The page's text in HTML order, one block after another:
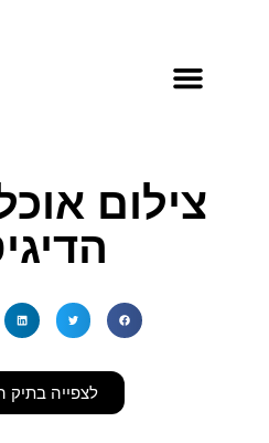
צילום
לצפייה בתיק